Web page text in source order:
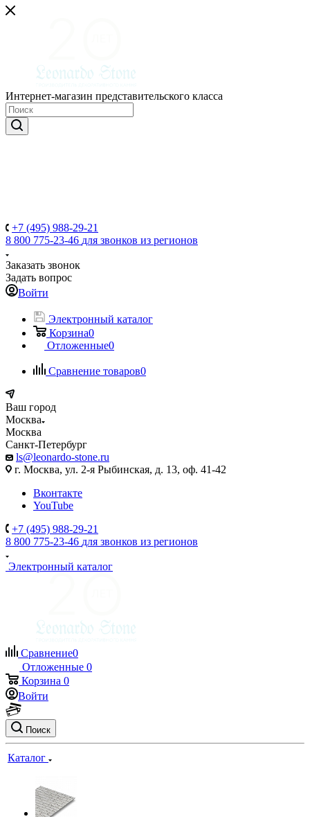
Интернет-магазин представительского класса
+7 (495) 988-29-21
8 800 775-23-46 для звонков из регионов
Заказать звонок
Задать вопрос
Войти
Электронный каталог
Корзина0
Отложенные0
Сравнение товаров0
Ваш город
Москва
Москва
Санкт-Петербург
ls@leonardo-stone.ru
г. Москва, ул. 2-я Рыбинская, д. 13, оф. 41-42
Вконтакте
YouTube
+7 (495) 988-29-21
8 800 775-23-46 для звонков из регионов
Электронный каталог
Сравнение0
Отложенные 0
Корзина 0
Войти
Поиск
Каталог